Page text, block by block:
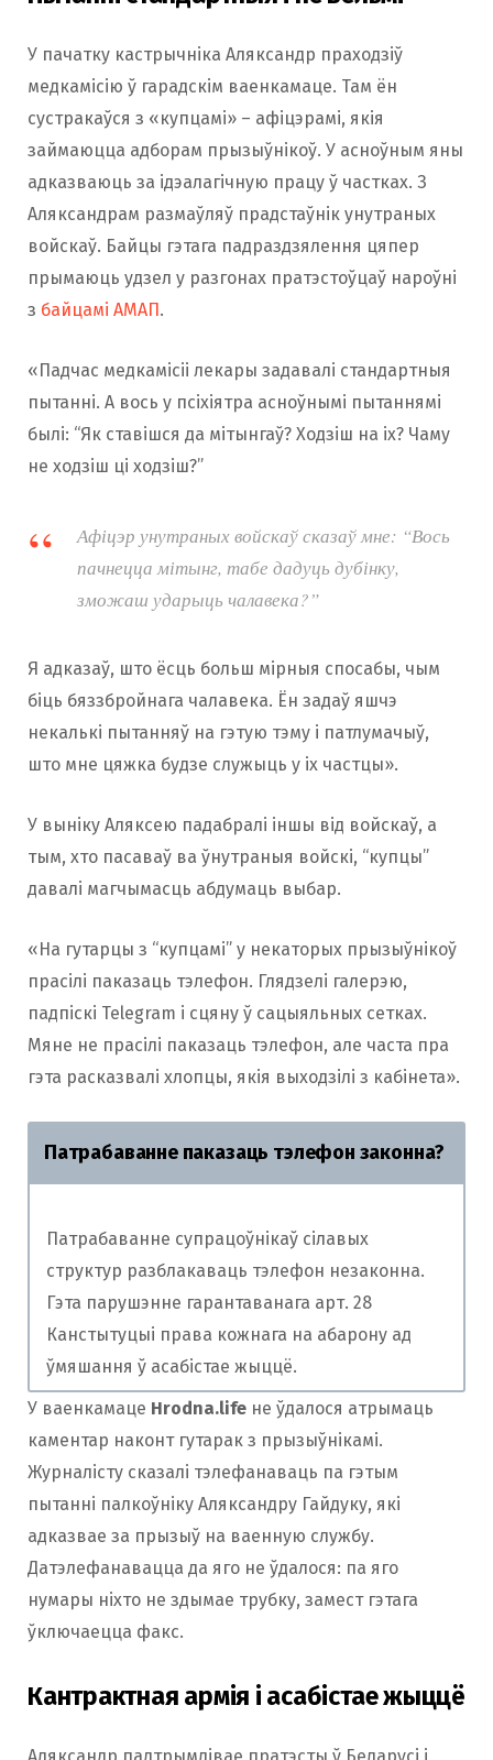
У пачатку кастрычніка Аляксандр праходзіў
медкамісію ў гарадскім ваенкамаце. Там ён
сустракаўся з «купцамі» – афіцэрамі, якія
займаюцца адборам прызыўнікоў. У асноўным яны
адказваюць за ідэалагічную працу ў частках. З
Аляксандрам размаўляў прадстаўнік унутраных
войскаў. Байцы гэтага падраздзялення цяпер
прымаюць удзел у разгонах пратэстоўцаў нароўні
з байцамі АМАП.
«Падчас медкамісіі лекары задавалі стандартныя
пытанні. А вось у псіхіятра асноўнымі пытаннямі
былі: “Як ставішся да мітынгаў? Ходзіш на іх? Чаму
не ходзіш ці ходзіш?”
Афіцэр унутраных войскаў сказаў мне: “Вось
пачнецца мітынг, табе дадуць дубінку,
зможаш ударыць чалавека?”
Я адказаў, што ёсць больш мірныя спосабы, чым
біць бяззбройнага чалавека. Ён задаў яшчэ
некалькі пытанняў на гэтую тэму і патлумачыў,
што мне цяжка будзе служыць у іх частцы».
У выніку Аляксею падабралі іншы від войскаў, а
тым, хто пасаваў ва ўнутраныя войскі, “купцы”
давалі магчымасць абдумаць выбар.
«На гутарцы з “купцамі” у некаторых прызыўнікоў
прасілі паказаць тэлефон. Глядзелі галерэю,
падпіскі Telegram і сцяну ў сацыяльных сетках.
Мяне не прасілі паказаць тэлефон, але часта пра
гэта расказвалі хлопцы, якія выходзілі з кабінета».
Патрабаванне паказаць тэлефон законна?
Патрабаванне супрацоўнікаў сілавых
структур разблакаваць тэлефон незаконна.
Гэта парушэнне гарантаванага арт. 28
Канстытуцыі права кожнага на абарону ад
ўмяшання ў асабістае жыццё.
У ваенкамаце Hrodna.life не ўдалося атрымаць
каментар наконт гутарак з прызыўнікамі.
Журналісту сказалі тэлефанаваць па гэтым
пытанні палкоўніку Аляксандру Гайдуку, які
адказвае за прызыў на ваенную службу.
Датэлефанавацца да яго не ўдалося: па яго
нумары ніхто не здымае трубку, замест гэтага
ўключаецца факс.
Кантрактная армія і асабістае жыццё